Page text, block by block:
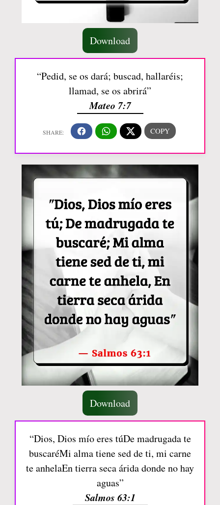
Download
“Pedid, se os dará; buscad, hallaréis;
llamad, se os abrirá”
Mateo 7:7
Download
“Dios, Dios mío eres túDe madrugada te
buscaréMi alma tiene sed de ti, mi carne
te anhelaEn tierra seca árida donde no hay
aguas”
Salmos 63:1